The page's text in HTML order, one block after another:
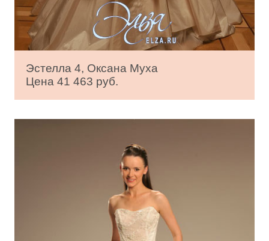
Эстелла 4, Оксана Муха
Цена 41 463 руб.